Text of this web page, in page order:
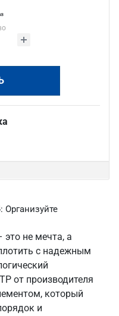
не мечта, а
с надежным
от производителя
который
и